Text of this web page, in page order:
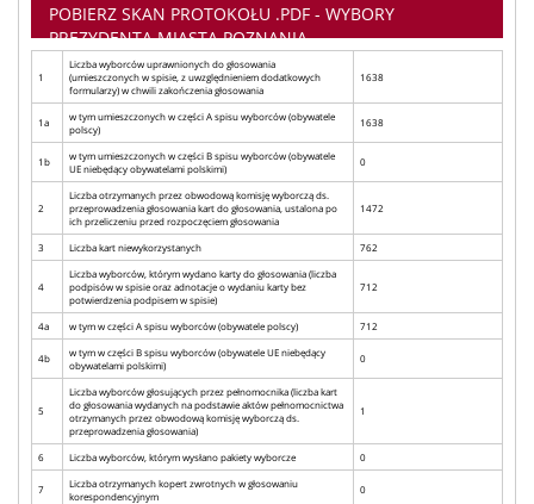
POBIERZ SKAN PROTOKOŁU .PDF - WYBORY
PREZYDENTA MIASTA POZNANIA
1
Liczba wyborców uprawnionych do głosowania
(umieszczonych w spisie, z uwzględnieniem dodatkowych
formularzy) w chwili zakończenia głosowania
1638
1a
w tym umieszczonych w części A spisu wyborców (obywatele
polscy)
1638
1b
w tym umieszczonych w części B spisu wyborców (obywatele
UE niebędący obywatelami polskimi)
0
2
Liczba otrzymanych przez obwodową komisję wyborczą ds.
przeprowadzenia głosowania kart do głosowania, ustalona po
ich przeliczeniu przed rozpoczęciem głosowania
1472
3 Liczba kart niewykorzystanych 762
4
Liczba wyborców, którym wydano karty do głosowania (liczba
podpisów w spisie oraz adnotacje o wydaniu karty bez
potwierdzenia podpisem w spisie)
712
4a w tym w części A spisu wyborców (obywatele polscy) 712
4b
w tym w części B spisu wyborców (obywatele UE niebędący
obywatelami polskimi)
0
5
Liczba wyborców głosujących przez pełnomocnika (liczba kart
do głosowania wydanych na podstawie aktów pełnomocnictwa
otrzymanych przez obwodową komisję wyborczą ds.
przeprowadzenia głosowania)
1
6 Liczba wyborców, którym wysłano pakiety wyborcze 0
7
Liczba otrzymanych kopert zwrotnych w głosowaniu
korespondencyjnym
0